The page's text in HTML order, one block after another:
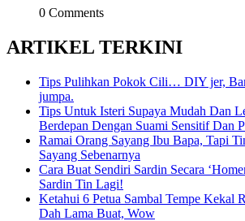
0 Comments
ARTIKEL TERKINI
Tips Pulihkan Pokok Cili… DIY jer,
jumpa.
Tips Untuk Isteri Supaya Mudah Dan
Berdepan Dengan Suami Sensitif Dan
Ramai Orang Sayang Ibu Bapa, Tapi
Sayang Sebenarnya
Cara Buat Sendiri Sardin Secara
Sardin Tin Lagi!
Ketahui 6 Petua Sambal Tempe Kekal
Dah Lama Buat, Wow